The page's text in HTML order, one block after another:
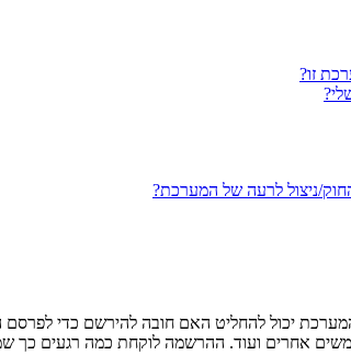
זו?
ניצול לרעה של המערכת?
יכול להחליט האם חובה להירשם כדי לפרסם
אחרים ועוד. ההרשמה לוקחת כמה רגעים כך